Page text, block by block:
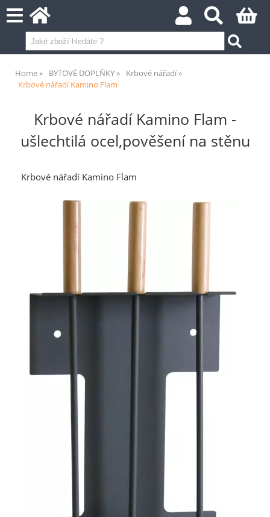
Home BYTOVÉ DOPLŇKY
Krbové nářadí
Krbové nářadí Kamino Flam
Krbové nářadí Kamino Flam -
ušlechtilá ocel,pověšení na stěnu
Krbové nářadí Kamino Flam